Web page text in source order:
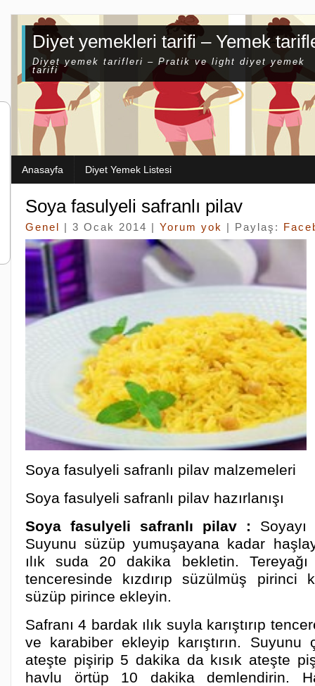
Diyet yemekleri tarifi – Yemek
Diyet yemek tarifleri – Pratik ve light diyet yemek
tarifi
Anasayfa Diyet Yemek Listesi
Soya fasulyeli safranlı pilav
Genel | 3 Ocak 2014 | Yorum yok | Paylaş:
Soya fasulyeli safranlı pilav malzemeleri
Soya fasulyeli safranlı pilav hazırlanışı
Soya fasulyeli safranlı pilav : Soyayı
Suyunu süzüp yumuşayana kadar
ılık suda 20 dakika bekletin. Tereyağı
tenceresinde kızdırıp süzülmüş pirinci
süzüp pirince ekleyin.
Safranı 4 bardak ılık suyla karıştırıp
ve karabiber ekleyip karıştırın. Suyunu
ateşte pişirip 5 dakika da kısık ateşte
havlu örtüp 10 dakika demlendirin.